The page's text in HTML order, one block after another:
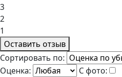
3
2
1
Оставить отзыв
Сортировать по:
Оценка:
С фото: